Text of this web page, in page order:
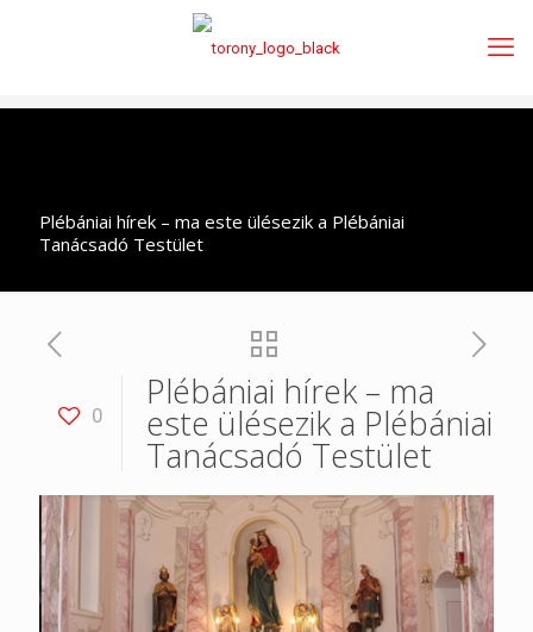
Plébániai hírek – ma este ülésezik a Plébániai
Tanácsadó Testület
0
Plébániai hírek – ma
este ülésezik a Plébániai
Tanácsadó Testület